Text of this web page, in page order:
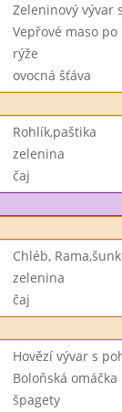
Zeleninový vývar
Vepřové maso po
rýže
ovocná šťáva
Rohlík,paštika
zelenina
čaj
Chléb,
zelenina
čaj
Hovězí vývar s
Boloňská omáčka
špagety